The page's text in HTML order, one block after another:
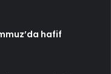
hafif